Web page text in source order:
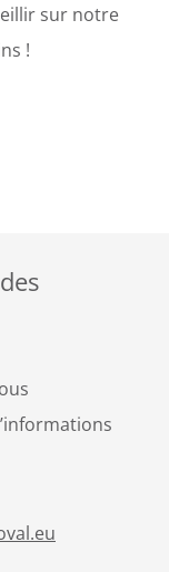
sur notre
!